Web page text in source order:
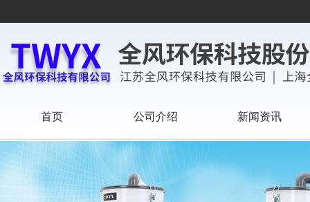
首页 公司介绍 新闻资讯